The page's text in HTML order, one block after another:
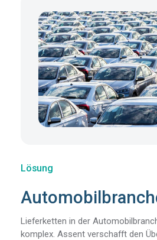
Lösung
Lieferketten in der
komplex. Assent verschafft den